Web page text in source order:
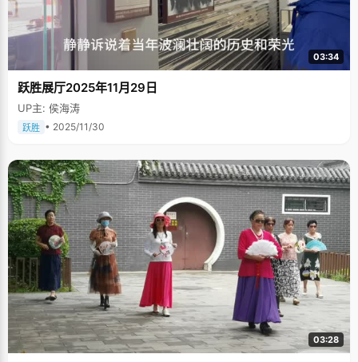
03:34
跃胜展厅2025年11月29日
UP主: 侯海涛
跃胜 • 2025/11/30
03:28